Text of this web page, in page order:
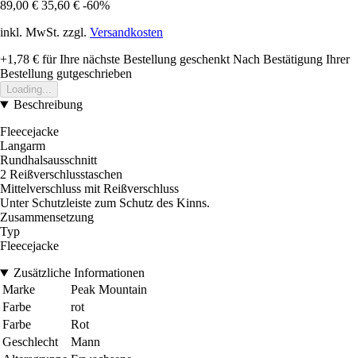
89,00 € 35,60 € -60%
inkl. MwSt. zzgl. Versandkosten
+1,78 € für Ihre nächste Bestellung geschenkt Nach Bestätigung Ihrer
Bestellung gutgeschrieben
Loading...
Beschreibung
Fleecejacke
Langarm
Rundhalsausschnitt
2 Reißverschlusstaschen
Mittelverschluss mit Reißverschluss
Unter Schutzleiste zum Schutz des Kinns.
Zusammensetzung
Typ
Fleecejacke
Zusätzliche Informationen
Marke
Peak Mountain
Farbe
rot
Farbe
Rot
Geschlecht
Mann